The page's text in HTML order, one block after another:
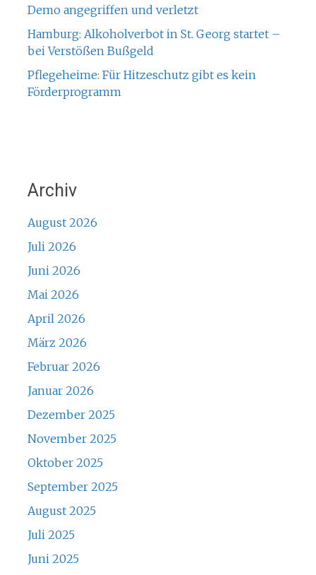
Demo angegriffen und verletzt
Hamburg: Alkoholverbot in St. Georg startet –
bei Verstößen Bußgeld
Pflegeheime: Für Hitzeschutz gibt es kein
Förderprogramm
Archiv
August 2026
Juli 2026
Juni 2026
Mai 2026
April 2026
März 2026
Februar 2026
Januar 2026
Dezember 2025
November 2025
Oktober 2025
September 2025
August 2025
Juli 2025
Juni 2025